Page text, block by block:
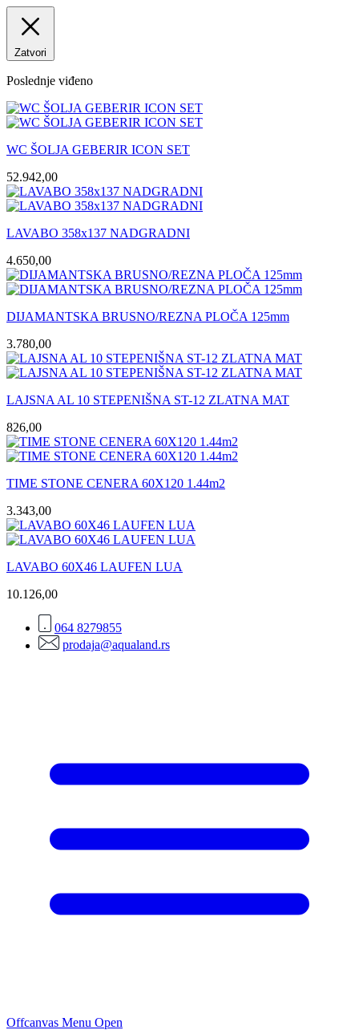
Zatvori
Poslednje viđeno
WC ŠOLJA GEBERIR ICON SET
52.942,00
LAVABO 358x137 NADGRADNI
4.650,00
DIJAMANTSKA BRUSNO/REZNA PLOČA 125mm
3.780,00
LAJSNA AL 10 STEPENIŠNA ST-12 ZLATNA MAT
826,00
TIME STONE CENERA 60X120 1.44m2
3.343,00
LAVABO 60X46 LAUFEN LUA
10.126,00
064 8279855
prodaja@aqualand.rs
Offcanvas Menu Open